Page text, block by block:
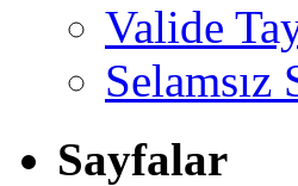
Valide
Sayfalar